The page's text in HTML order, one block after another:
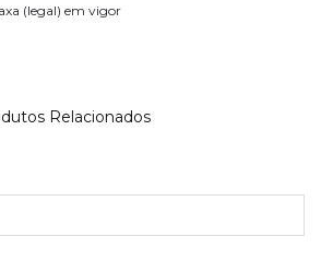
(legal) em vigor
Relacionados